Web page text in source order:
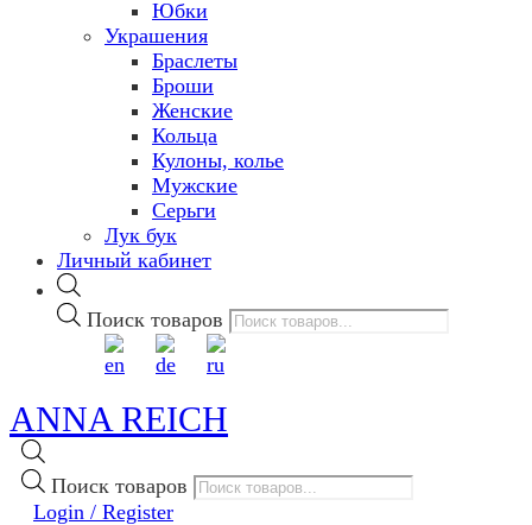
Юбки
Украшения
Браслеты
Броши
Женские
Кольца
Кулоны, колье
Мужские
Серьги
Лук бук
Личный кабинет
Поиск товаров
ANNA REICH
Поиск товаров
Login / Register